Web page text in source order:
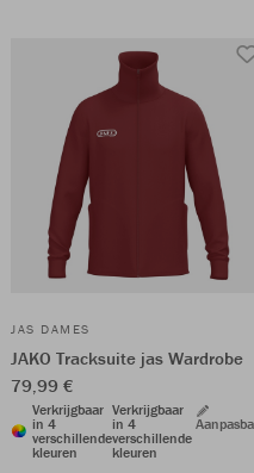
JAS DAMES
JAKO Tracksuite jas Wardrobe
79,99 €
Verkrijgbaar
in 4
verschillende
kleuren
Verkrijgbaar
in 4
verschillende
kleuren